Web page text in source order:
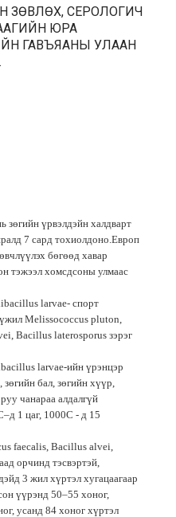
ЗӨВЛӨХ, СЕРОЛОГИЧ
ЮРА
ГАВЪЯАНЫ УЛААН
үрвэлдэйн халдварт
7 сард тохиолдоно.Европ
бөгөөд хавар
тэжээл хомсдсоны улмаас
larvae- спорт
Melissococcus pluton,
Bacillus laterosporus зэрэг
larvae-ийн үрэнцэр
бал, зөгийн хүүр,
чанараа алдалгүй
1 цаг, 1000С - д 15
faecalis, Bacillus alvei,
орчинд тэсвэртэй,
3 жил хүртэл хугацаагаар
үүрэнд 50–55 хоног,
усанд 84 хоног хүртэл